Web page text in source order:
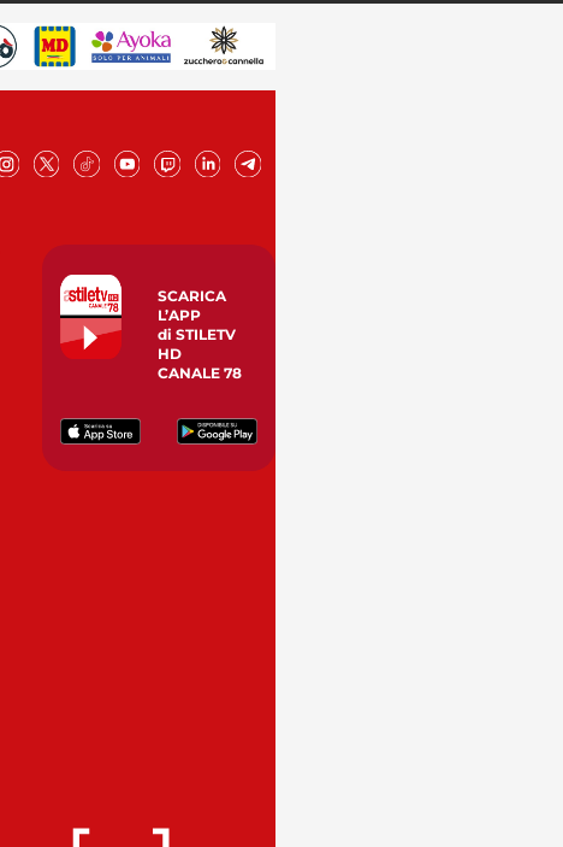
SCARICA
L’APP
di STILETV
HD
CANALE 78